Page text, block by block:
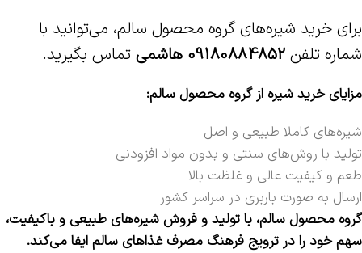
برای خرید شیره‌های گروه محصول سالم، می‌توانید با
شماره تلفن‌
تماس بگیرید.
مزایای خرید شیره از گروه محصول سالم:
شیره‌های کاملا طبیعی و اصل
تولید با روش‌های سنتی و بدون مواد افزودنی
طعم و کیفیت عالی و غلظت بالا
ارسال به صورت باربری در سراسر کشور
گروه محصول سالم، با تولید و فروش شیره‌های طبیعی و باکیفیت،
سهم خود را در ترویج فرهنگ مصرف غذاهای سالم ایفا می‌کند.